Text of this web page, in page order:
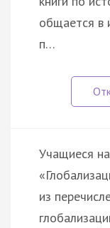
общается в
п…
Учащиеся
из